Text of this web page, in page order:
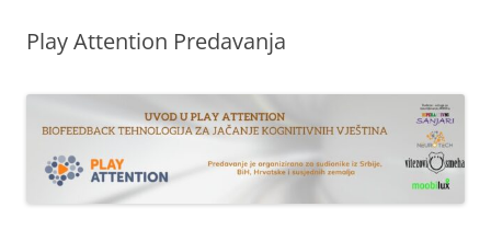
Play Attention Predavanja